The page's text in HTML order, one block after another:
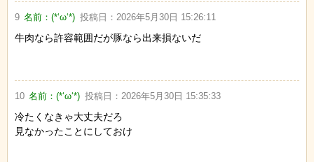
9 名前：(*‘ω‘*) 投稿日： 2026年5月30日 15:26:11
牛肉なら許容範囲だが豚なら出来損ないだ
10 名前：(*‘ω‘*) 投稿日： 2026年5月30日 15:35:33
冷たくなきゃ大丈夫だろ
見なかったことにしておけ